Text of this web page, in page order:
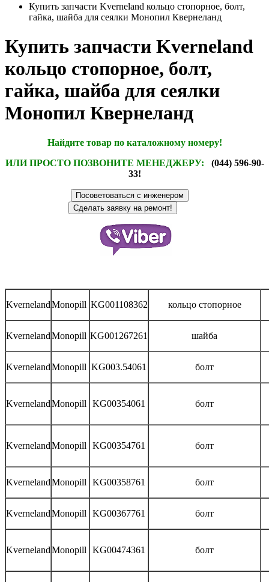
Купить запчасти Kverneland кольцо стопорное, болт,
гайка, шайба для сеялки Монопил Квернеланд
Купить запчасти Kverneland
кольцо стопорное, болт,
гайка, шайба для сеялки
Монопил Квернеланд
Найдите товар по каталожному номеру!
ИЛИ ПРОСТО ПОЗВОНИТЕ МЕНЕДЖЕРУ: (044) 596-90-
33!
KvernelandMonopill KG001108362 кольцо стопорное
KvernelandMonopill KG001267261 шайба
KvernelandMonopill KG003.54061 болт
KvernelandMonopill KG00354061 болт
KvernelandMonopill KG00354761 болт
KvernelandMonopill KG00358761 болт
KvernelandMonopill KG00367761 болт
KvernelandMonopill KG00474361 болт